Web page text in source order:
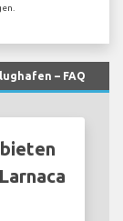
– FAQ